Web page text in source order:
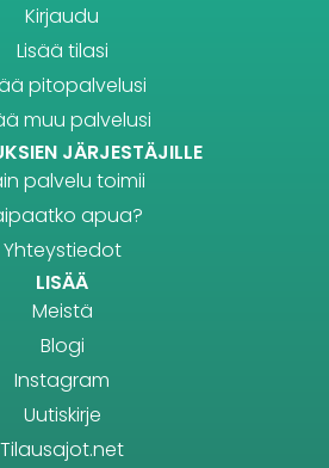
Kirjaudu
Lisää tilasi
pitopalvelusi
muu palvelusi
JÄRJESTÄJILLE
palvelu toimii
apua?
Yhteystiedot
LISÄÄ
Meistä
Blogi
Instagram
Uutiskirje
Tilausajot.net